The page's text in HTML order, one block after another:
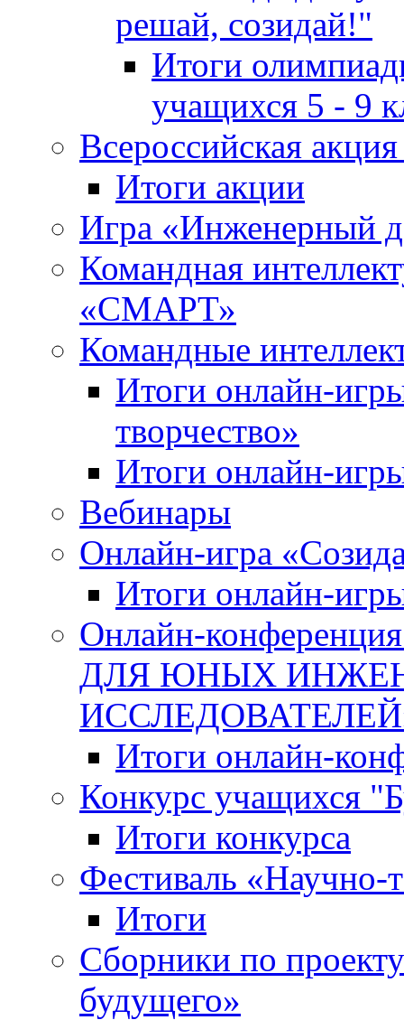
решай, созидай!"
Итоги
учащихся 5 - 9
Всероссийская
Итоги акции
Игра «Инженерный
Командная
«СМАРТ»
Командные
Итоги онлайн-
творчество»
Итоги онлайн-
Вебинары
Онлайн-игра
Итоги онлайн-
Онлайн-
ДЛЯ ЮНЫХ
Итоги онлайн-
Конкурс учащихся
Итоги конкурса
Фестиваль «Научно-
Итоги
Сборники по
будущего»